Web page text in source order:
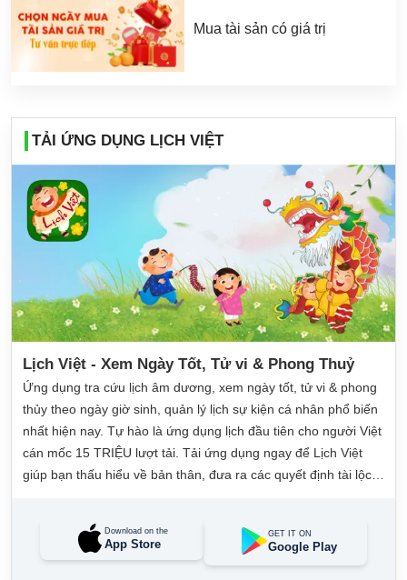
Mua tài sản có giá trị
TẢI ỨNG DỤNG LỊCH VIỆT
Lịch Việt - Xem Ngày Tốt, Tử vi & Phong Thuỷ
Ứng dụng tra cứu lịch âm dương, xem ngày tốt, tử vi & phong
thủy theo ngày giờ sinh, quản lý lịch sự kiện cá nhân phổ biến
nhất hiện nay. Tự hào là ứng dụng lịch đầu tiên cho người Việt
cán mốc 15 TRIỆU lượt tải. Tải ứng dụng ngay để Lịch Việt
giúp bạn thấu hiểu về bản thân, đưa ra các quyết định tài lộc,
Download on the
App Store
GET IT ON
Google Play